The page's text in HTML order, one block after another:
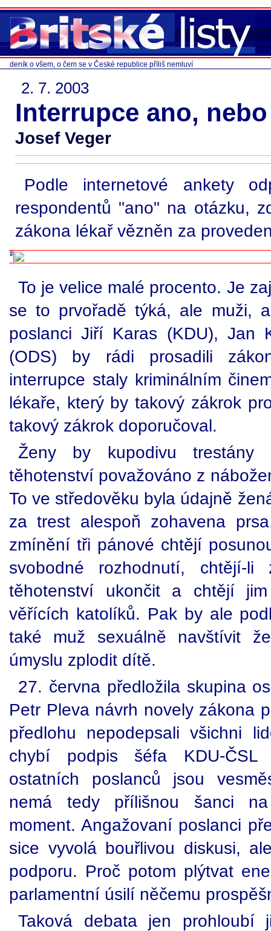
deník o všem, o čem se v České republice příliš nemluví
2. 7. 2003
Interrupce ano,
Josef Veger
Podle internetové ankety
respondentů "ano" na otázku,
zákona lékař vězněn za
To je velice malé procento. Je
se to prvořadě týká, ale muži,
poslanci Jiří Karas (KDU), Jan
(ODS) by rádi prosadili
interrupce staly kriminálním
lékaře, který by takový zákrok
takový zákrok doporučoval.
Ženy by kupodivu
těhotenství považováno z
To ve středověku byla údajně
za trest alespoň zohavena
zmínění tři pánové chtějí
svobodné rozhodnutí, chtějí-
těhotenství ukončit a chtějí
věřících katolíků. Pak by ale
také muž sexuálně navštívit
úmyslu zplodit dítě.
27. června předložila skupina
Petr Pleva návrh novely zákona
předlohu nepodepsali všichni
chybí podpis šéfa KDU-ČSL
ostatních poslanců jsou
nemá tedy přílišnou šanci
moment. Angažovaní poslanci
sice vyvolá bouřlivou diskusi,
podporu. Proč potom plýtvat
parlamentní úsilí něčemu
Taková debata jen prohloubí